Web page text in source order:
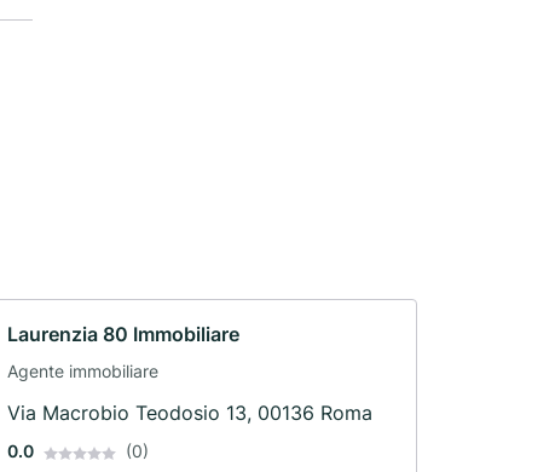
Laurenzia 80 Immobiliare
Agente immobiliare
Via Macrobio Teodosio 13, 00136 Roma
0.0 (0)